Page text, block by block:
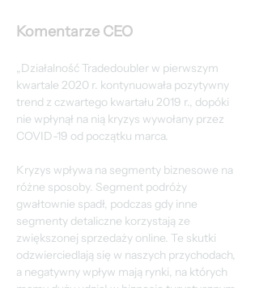
Komentarze CEO
„Działalność Tradedoubler w pierwszym
kwartale 2020 r. kontynuowała pozytywny
trend z czwartego kwartału 2019 r., dopóki
nie wpłynął na nią kryzys wywołany przez
COVID-19 od początku marca.
Kryzys wpływa na segmenty biznesowe na
różne sposoby. Segment podróży
gwałtownie spadł, podczas gdy inne
segmenty detaliczne korzystają ze
zwiększonej sprzedaży online. Te skutki
odzwierciedlają się w naszych przychodach,
a negatywny wpływ mają rynki, na których